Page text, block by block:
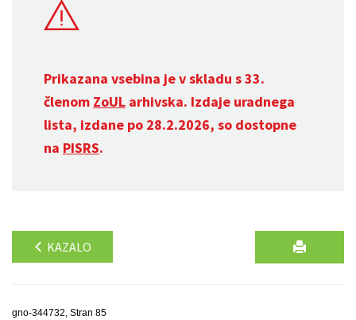
Prikazana vsebina je v skladu s 33.
členom ZoUL arhivska. Izdaje uradnega
lista, izdane po 28.2.2026, so dostopne
na PISRS.
KAZALO
gno-344732, Stran 85